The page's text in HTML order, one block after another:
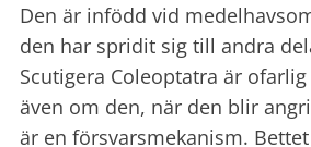
Den är infödd vid
den har spridit sig till andra
Scutigera Coleoptatra är
även om den, när den blir
är en försvarsmekanism. Bettet